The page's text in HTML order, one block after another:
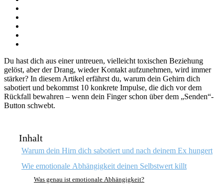
Du hast dich aus einer untreuen, vielleicht toxischen Beziehung
gelöst, aber der Drang, wieder Kontakt aufzunehmen, wird immer
stärker? In diesem Artikel erfährst du, warum dein Gehirn dich
sabotiert und bekommst 10 konkrete Impulse, die dich vor dem
Rückfall bewahren – wenn dein Finger schon über dem „Senden“-
Button schwebt.
Inhalt
Warum dein Hirn dich sabotiert und nach deinem Ex hungert
Wie emotionale Abhängigkeit deinen Selbstwert killt
Was genau ist emotionale Abhängigkeit?